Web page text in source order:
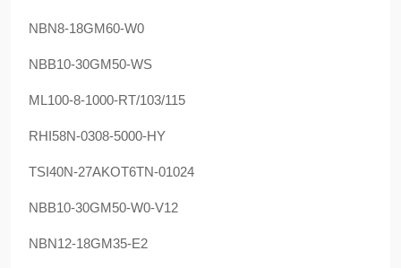
NBN8-18GM60-W0
NBB10-30GM50-WS
ML100-8-1000-RT/103/115
RHI58N-0308-5000-HY
TSI40N-27AKOT6TN-01024
NBB10-30GM50-W0-V12
NBN12-18GM35-E2